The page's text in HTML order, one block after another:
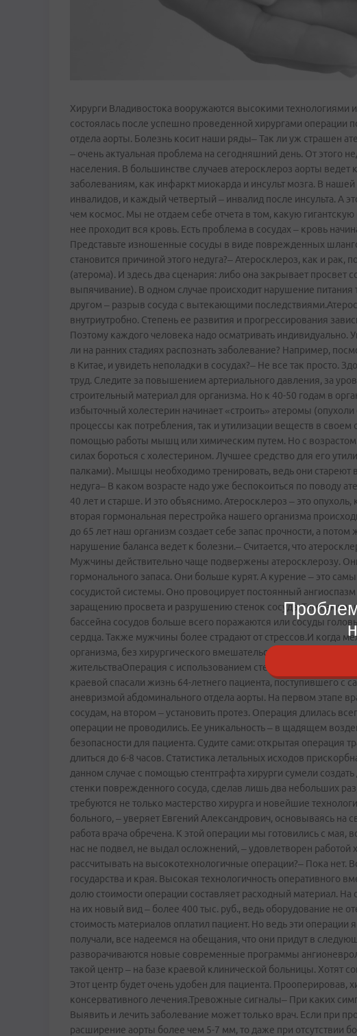
Хирурги Владивостока вооружаются высокими
состоялась после успешно проведенной хирургами
отдела аорты. Болезнь косит наши ряды– Так ли уж страшен
– очень актуальная проблема на сегодняшний день. От этого
населения. В большинстве случаев атеросклероз аорты
заболеваниям, как инфаркт миокарда и инсульт мозга. В
инвалидов, и каждый четвертый – инвалид после инсульта. А
чем космос. Мы не отдаем себе отчета в том, какую
нее проходит вся кровь. Есть проблема в сосудах – кровь
Представьте изношенные сосуды в виде поврежденных
становится причиной этого недуга?– Атеросклероз, как и рак,
(атерома). И здесь два сценария: либо она закрывает просвет
выпячивание). В одном случае происходит нарушение питания
другом – разрыв сосуда с вытекающими
внутриутробно. Степень ее развития и прогрессирования
Поэтому каждого человека надо осматривать индивидуально.
ли на ранних стадиях распознать заболевание? Например,
в Китае, и увидеть неполадки в сосудах?– Не все так просто.
труд. Следите за повышением артериального давления, за
строительный материал для организма. Но к 40-50 годам в
избыточный холестерин начинает «строить» атеромы
процессы как потребления, так и утилизации веществ в
помощью работы мышц или химическим путем. Но с
силах бороться с холестерином. Лучшее средство для его
палками). Мышцы необходимо тренировать, ведь они стареют
недуга– В каком возрасте надо уже беспокоиться по поводу
40 лет и старше. И это объяснимо. Атеросклероз – это опухоль,
вторая гормональная перестройка нашего организма
до 65 лет наш организм создает себе запас прочности, а потом
нарушение баланса ведет к болезни.– Считается, что
Мужчины действительно чаще подвержены атеросклерозу.
гормонального запаса. Они больше курят. А курение – это
сосудистой системы. Оно провоцирует постоянный
заращению просвета и разрушению стенок сосуда. Тем самым
бассейна сосудов больше всего поражаются или сосуды
сердца. Также мужчины более страдают от стрессов.И когда
организма, без хирургического вмешательства обойтись
жительстваОперация с использованием стент­графта – яркая
краевой спасали жизнь 64-летнего пациента, поступившего
аневризмой абдоминального отдела аорты. На первом этапе
сосудам, на втором – установить протез. Операция длилась
операции не проводились. Ее уникальность – в щадящем
безопасности для пациента. Судите сами: открытая операция
длиться до 6-8 часов. Статистика летальных исходов
данном случае с помощью стент­графта хирурги сумели
стенки поврежденного сосуда, сделав лишь два небольших
требуются не только мастерство хирурга и новейшие
больного, – уверяет Евгений Александрович, основываясь на
работа врача обречена. К этой операции мы готовились с мая,
нас не подвел, не выдал осложнений, – удовлетворен работой
рассчитывать на высокотехнологичные операции?– Пока нет.
государства и края. Высокая технологичность оперативного
долю стоимости операции составляет расходный материал.
на их новый вид – более 400 тыс. руб., ведь оборудование не
стоимость материалов оплатил пациент. Но ведь эти
получали, все надеемся на обещания, что они придут в
разворачиваются новые современные программы
такой центр – на базе краевой клинической больницы. Хотят
Этот центр будет очень удобен для пациента. Прооперировав,
консервативного лечения.Тревожные сигналы– При каких
Выявить и лечить заболевание может только врач. Если при
расширение аорты более чем 5-7 мм, то даже при отсутствии